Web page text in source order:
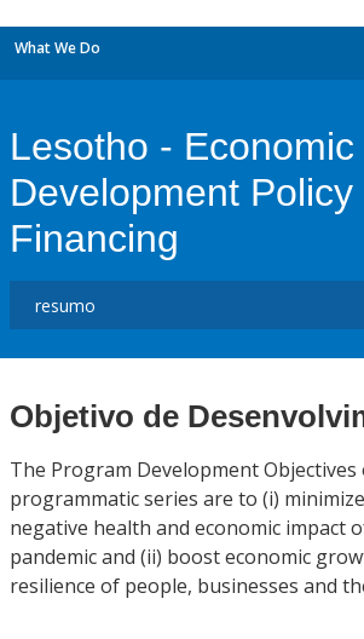
What We Do
Lesotho -
Development Policy
Financing
Objetivo de
The Program Development
programmatic series are to (i)
negative health and economic impact
pandemic and (ii) boost economic
resilience of people, businesses and